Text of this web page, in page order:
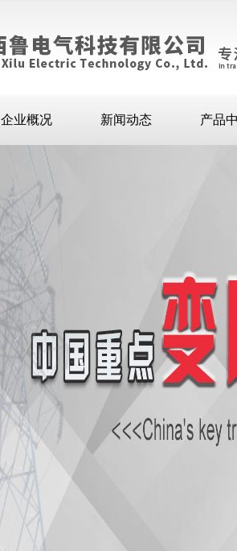
企业概况 新闻动态 产品